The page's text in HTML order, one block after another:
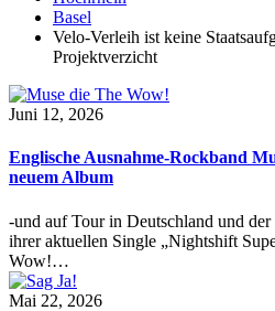
Basel
Velo-Verleih ist keine
Projektverzicht
Juni 12, 2026
Englische Ausnahme-Rockband
neuem Album
-und auf Tour in Deutschland und
ihrer aktuellen Single „Nightshift
Wow!…
Mai 22, 2026